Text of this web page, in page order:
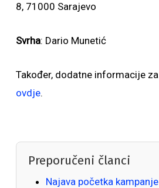
8, 71000 Sarajevo
Svrha: Dario Munetić
Također, dodatne informacije
ovdje.
Preporučeni članci
Najava početka